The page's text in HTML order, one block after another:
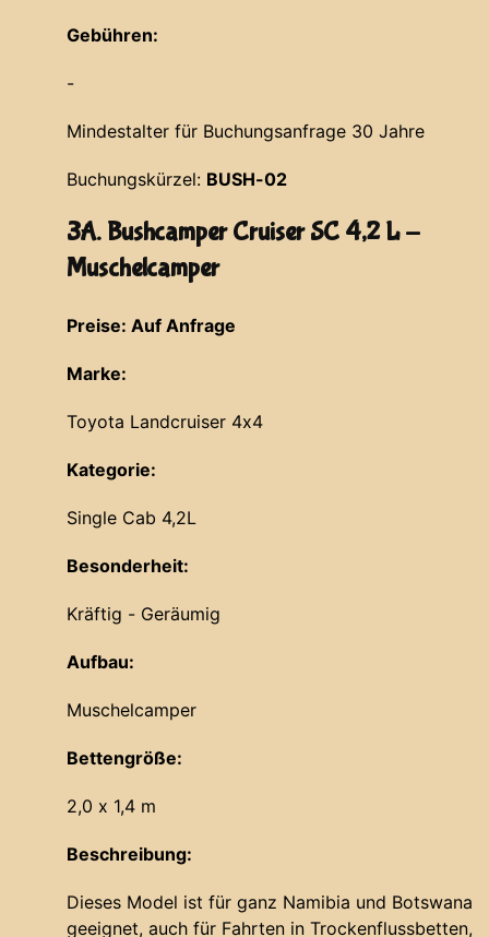
Gebühren:
-
Mindestalter für Buchungsanfrage 30 Jahre
Buchungskürzel: BUSH-02
3A. Bushcamper Cruiser SC 4,2 L -
Muschelcamper
Preise: Auf Anfrage
Marke:
Toyota Landcruiser 4x4
Kategorie:
Single Cab 4,2L
Besonderheit:
Kräftig - Geräumig
Aufbau:
Muschelcamper
Bettengröße:
2,0 x 1,4 m
Beschreibung:
Dieses Model ist für ganz Namibia und Botswana
geeignet, auch für Fahrten in Trockenflussbetten,